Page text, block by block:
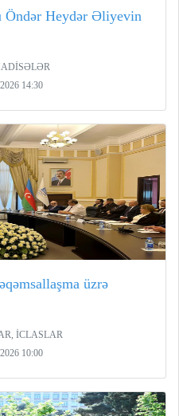
Heydər Əliyevin
14:30
üzrə
İCLASLAR
10:00